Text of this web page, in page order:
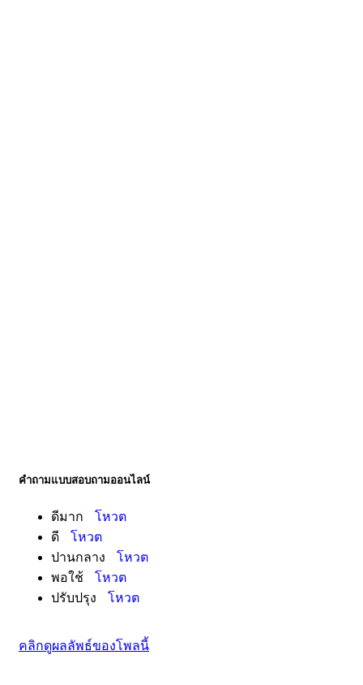
คำถามแบบสอบถามออนไลน์
ดีมาก
โหวต
ดี
โหวต
ปานกลาง
โหวต
พอใช้
โหวต
ปรับปรุง
โหวต
คลิกดูผลลัพธ์ของโพลนี้